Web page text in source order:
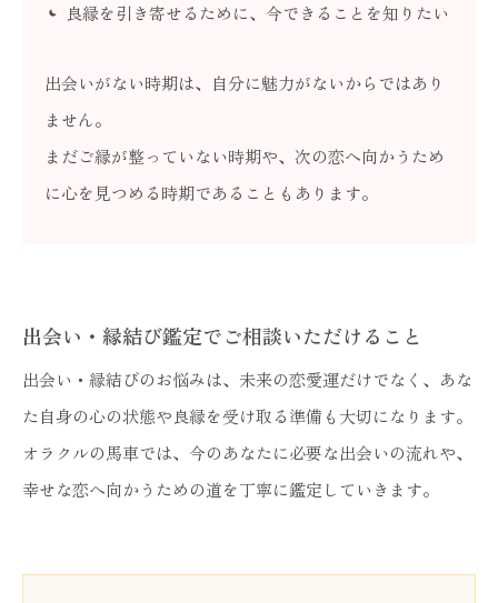
良縁を引き寄せるために、今できることを知りたい
出会いがない時期は、自分に魅力がないからではあり
ません。
まだご縁が整っていない時期や、次の恋へ向かうため
に心を見つめる時期であることもあります。
出会い・縁結び鑑定でご相談いただけること
出会い・縁結びのお悩みは、未来の恋愛運だけでなく、あな
た自身の心の状態や良縁を受け取る準備も大切になります。
オラクルの馬車では、今のあなたに必要な出会いの流れや、
幸せな恋へ向かうための道を丁寧に鑑定していきます。